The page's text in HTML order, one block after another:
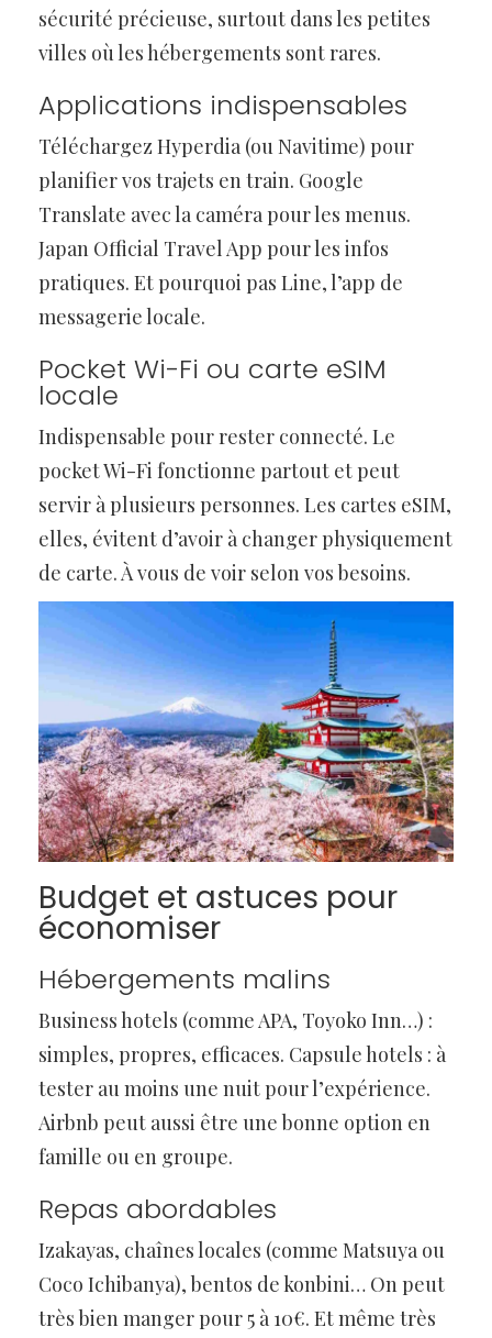
sécurité précieuse, surtout dans les petites
villes où les hébergements sont rares.
Applications indispensables
Téléchargez Hyperdia (ou Navitime) pour
planifier vos trajets en train. Google
Translate avec la caméra pour les menus.
Japan Official Travel App pour les infos
pratiques. Et pourquoi pas Line, l’app de
messagerie locale.
Pocket Wi-Fi ou carte eSIM
locale
Indispensable pour rester connecté. Le
pocket Wi-Fi fonctionne partout et peut
servir à plusieurs personnes. Les cartes eSIM,
elles, évitent d’avoir à changer physiquement
de carte. À vous de voir selon vos besoins.
Budget et astuces pour
économiser
Hébergements malins
Business hotels (comme APA, Toyoko Inn…) :
simples, propres, efficaces. Capsule hotels : à
tester au moins une nuit pour l’expérience.
Airbnb peut aussi être une bonne option en
famille ou en groupe.
Repas abordables
Izakayas, chaînes locales (comme Matsuya ou
Coco Ichibanya), bentos de konbini… On peut
très bien manger pour 5 à 10€. Et même très